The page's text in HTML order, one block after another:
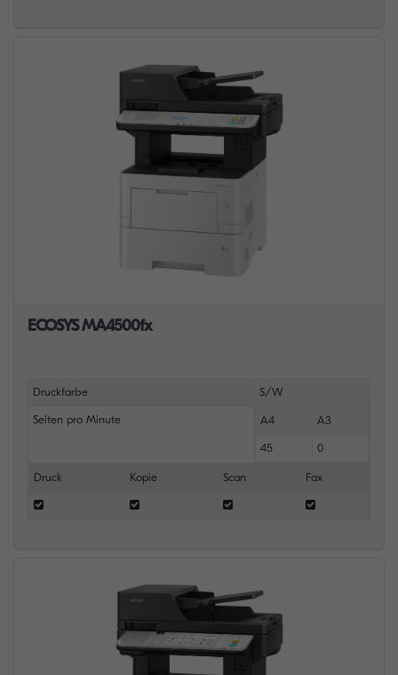
ECOSYS MA4500fx
Druckfarbe S/W
Seiten pro Minute A4 A3
45 0
Druck Kopie Scan Fax